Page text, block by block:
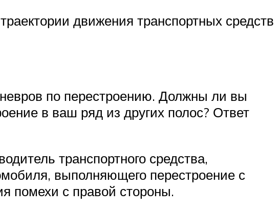
движения транспортных средств
по перестроению. Должны ли вы
в ваш ряд из других полос? Ответ
транспортного средства,
выполняющего перестроение с
помехи с правой стороны.